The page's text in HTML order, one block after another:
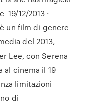
12/2013 ·
un film di genere
del 2013,
Lee, con Serena
al cinema il 19
limitazioni
di